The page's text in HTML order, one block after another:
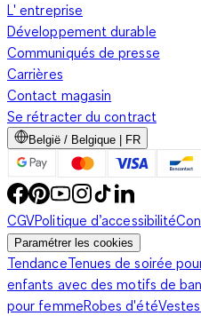
L' entreprise
Développement durable
Communiqués de presse
Carrières
Contact magasin
Se rétracter du contract
België / Belgique | FR
CGVPolitique d’accessibilité
Paramétrer les cookies
TendanceTenues de soirée
enfants avec des motifs de
pour femmeRobes d'été